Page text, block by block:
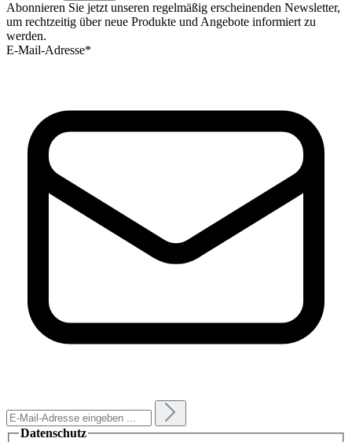
Abonnieren Sie jetzt unseren regelmäßig erscheinenden Newsletter,
um rechtzeitig über neue Produkte und Angebote informiert zu
werden.
E-Mail-Adresse*
Datenschutz